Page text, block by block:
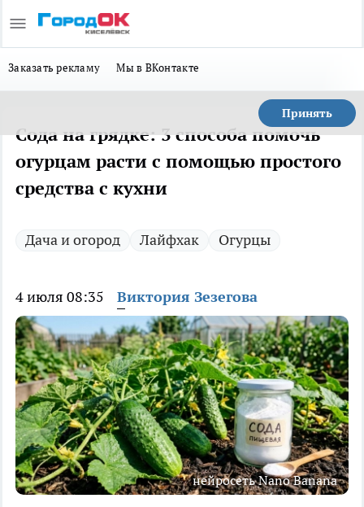
Заказать рекламу Мы в ВКонтакте
Принять
Сода на грядке: 3 способа помочь
огурцам расти с помощью простого
средства с кухни
Дача и огород Лайфхак Огурцы
4 июля 08:35 Виктория Зезегова
нейросеть Nano Banana